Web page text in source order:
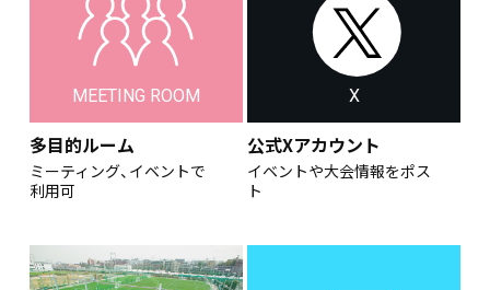
MEETING ROOM
多目的ルーム
ミーティング、イベントで
利用可
X
公式Xアカウント
イベントや大会情報をポス
ト